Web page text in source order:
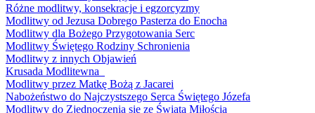
Różne modlitwy, konsekracje i egzorcyzmy
Modlitwy od Jezusa Dobrego Pasterza do Enocha
Modlitwy dla Bożego Przygotowania Serc
Modlitwy Świętego Rodziny Schronienia
Modlitwy z innych Objawień
Krusada Modlitewna
Modlitwy przez Matkę Bożą z Jacarei
Nabożeństwo do Najczystszego Serca Świętego Józefa
Modlitwy do Zjednoczenia się ze Świątą Miłością